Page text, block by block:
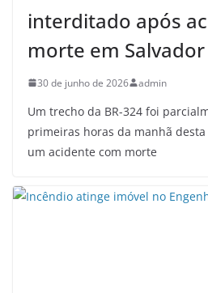
interditado após
morte em Salvador
30 de junho de 2026 admin
Um trecho da BR-324 foi
primeiras horas da manhã
um acidente com morte